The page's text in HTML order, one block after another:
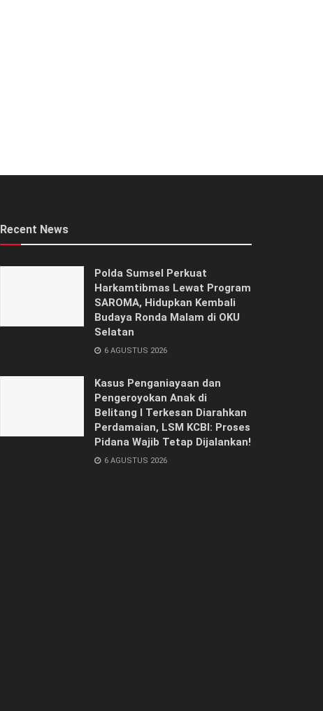
Recent News
Polda Sumsel Perkuat
Harkamtibmas Lewat Program
SAROMA, Hidupkan Kembali
Budaya Ronda Malam di OKU
Selatan
6 AGUSTUS 2026
Kasus Penganiayaan dan
Pengeroyokan Anak di
Belitang I Terkesan Diarahkan
Perdamaian, LSM KCBI: Proses
Pidana Wajib Tetap Dijalankan!
6 AGUSTUS 2026